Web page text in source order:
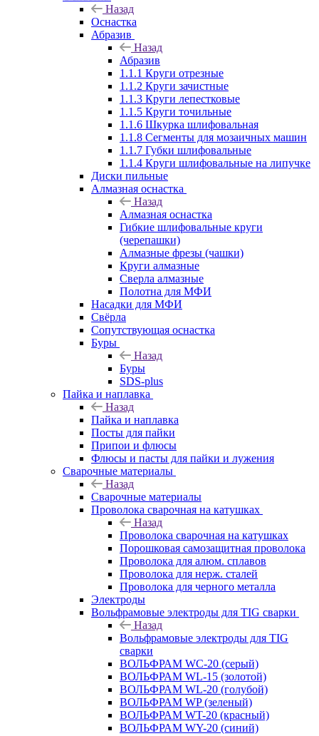
Назад
Оснастка
Абразив
Назад
Абразив
1.1.1 Круги отрезные
1.1.2 Круги зачистные
1.1.3 Круги лепестковые
1.1.5 Круги точильные
1.1.6 Шкурка шлифовальная
1.1.8 Сегменты для мозаичных машин
1.1.7 Губки шлифовальные
1.1.4 Круги шлифовальные на липучке
Диски пильные
Алмазная оснастка
Назад
Алмазная оснастка
Гибкие шлифовальные круги
(черепашки)
Алмазные фрезы (чашки)
Круги алмазные
Сверла алмазные
Полотна для МФИ
Насадки для МФИ
Свёрла
Сопутствующая оснастка
Буры
Назад
Буры
SDS-plus
Пайка и наплавка
Назад
Пайка и наплавка
Посты для пайки
Припои и флюсы
Флюсы и пасты для пайки и лужения
Сварочные материалы
Назад
Сварочные материалы
Проволока сварочная на катушках
Назад
Проволока сварочная на катушках
Порошковая самозащитная проволока
Проволока для алюм. сплавов
Проволока для нерж. сталей
Проволока для черного металла
Электроды
Вольфрамовые электроды для TIG сварки
Назад
Вольфрамовые электроды для TIG
сварки
ВОЛЬФРАМ WC-20 (серый)
ВОЛЬФРАМ WL-15 (золотой)
ВОЛЬФРАМ WL-20 (голубой)
ВОЛЬФРАМ WP (зеленый)
ВОЛЬФРАМ WT-20 (красный)
ВОЛЬФРАМ WY-20 (синий)